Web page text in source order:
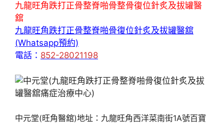
九龍旺角跌打正骨整脊啪骨整骨復位針炙及拔罐醫
舘
九龍旺角跌打正骨整脊啪骨復位針炙及拔罐醫舘
(Whatsapp預約)
電話： 852-28021198
中元堂(旺角醫舘)地址：九龍旺角西洋菜南街1A號百寶